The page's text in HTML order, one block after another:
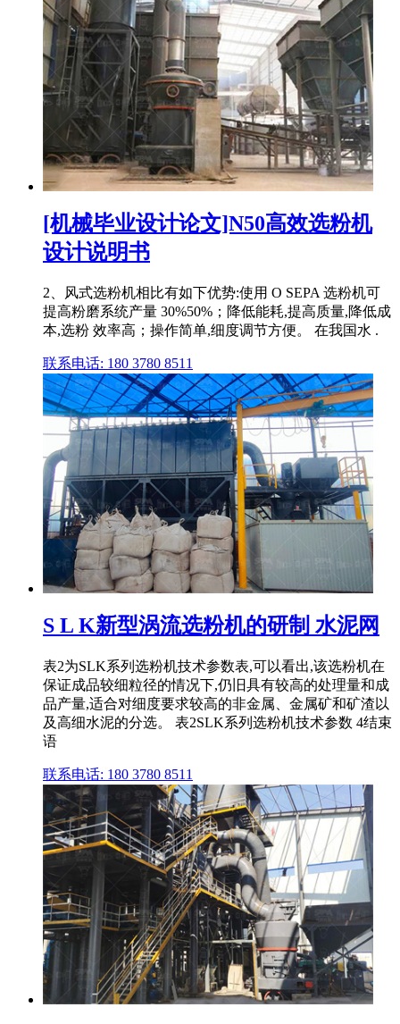
[机械毕业设计论文]N50高效选粉机
设计说明书
2、风式选粉机相比有如下优势:使用 O SEPA 选粉机可
提高粉磨系统产量 30%50%；降低能耗,提高质量,降低成
本,选粉 效率高；操作简单,细度调节方便。 在我国水 .
联系电话: 180 3780 8511
S L K新型涡流选粉机的研制 水泥网
表2为SLK系列选粉机技术参数表,可以看出,该选粉机在
保证成品较细粒径的情况下,仍旧具有较高的处理量和成
品产量,适合对细度要求较高的非金属、金属矿和矿渣以
及高细水泥的分选。 表2SLK系列选粉机技术参数 4结束
语
联系电话: 180 3780 8511